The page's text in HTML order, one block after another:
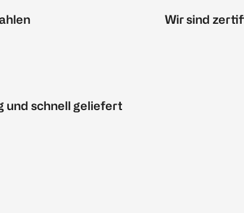
und schnell geliefert
Wir sind